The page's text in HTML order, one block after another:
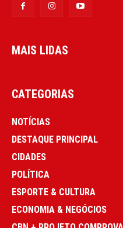
MAIS LIDAS
CATEGORIAS
NOTÍCIAS
DESTAQUE PRINCIPAL
CIDADES
POLÍTICA
ESPORTE & CULTURA
ECONOMIA & NEGÓCIOS